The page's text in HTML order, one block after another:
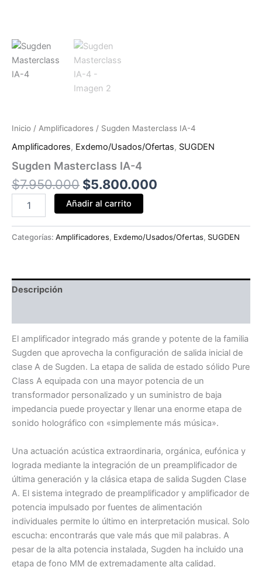
Inicio / Amplificadores / Sugden Masterclass IA-4
Amplificadores, Exdemo/Usados/Ofertas, SUGDEN
Sugden Masterclass IA-4
$7.950.000 $5.800.000
Añadir al carrito
Categorías: Amplificadores, Exdemo/Usados/Ofertas, SUGDEN
Descripción
El amplificador integrado más grande y potente de la familia
Sugden que aprovecha la configuración de salida inicial de
clase A de Sugden. La etapa de salida de estado sólido Pure
Class A equipada con una mayor potencia de un
transformador personalizado y un suministro de baja
impedancia puede proyectar y llenar una enorme etapa de
sonido holográfico con «simplemente más música».
Una actuación acústica extraordinaria, orgánica, eufónica y
lograda mediante la integración de un preamplificador de
última generación y la clásica etapa de salida Sugden Clase
A. El sistema integrado de preamplificador y amplificador de
potencia impulsado por fuentes de alimentación
individuales permite lo último en interpretación musical. Solo
escucha: encontrarás que vale más que mil palabras. A
pesar de la alta potencia instalada, Sugden ha incluido una
etapa de fono MM de extremadamente alta calidad.